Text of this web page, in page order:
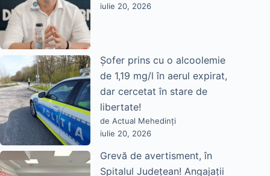
iulie 20, 2026
Șofer prins cu o alcoolemie
de 1,19 mg/l în aerul expirat,
dar cercetat în stare de
libertate!
de Actual Mehedinți
iulie 20, 2026
Grevă de avertisment, în
Spitalul Județean! Angajații